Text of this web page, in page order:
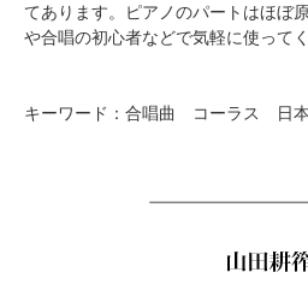
てあります。ピアノのパートはほぼ
や合唱の初心者などで気軽に使ってく
キーワード：合唱曲 コーラス